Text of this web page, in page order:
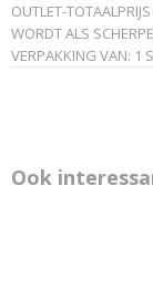
3135251529103
Productcode
Viquel
OUTLET-
WORDT ALS
VERPAKKING VAN: 1
Ook